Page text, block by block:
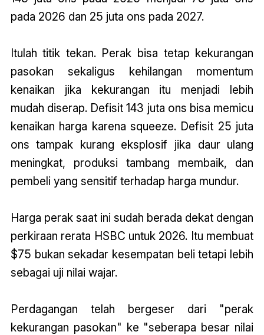
pada 2026 dan 25 juta ons pada 2027.
Itulah titik tekan. Perak bisa tetap kekurangan
pasokan sekaligus kehilangan momentum
kenaikan jika kekurangan itu menjadi lebih
mudah diserap. Defisit 143 juta ons bisa memicu
kenaikan harga karena squeeze. Defisit 25 juta
ons tampak kurang eksplosif jika daur ulang
meningkat, produksi tambang membaik, dan
pembeli yang sensitif terhadap harga mundur.
Harga perak saat ini sudah berada dekat dengan
perkiraan rerata HSBC untuk 2026. Itu membuat
$75 bukan sekadar kesempatan beli tetapi lebih
sebagai uji nilai wajar.
Perdagangan telah bergeser dari "perak
kekurangan pasokan" ke "seberapa besar nilai